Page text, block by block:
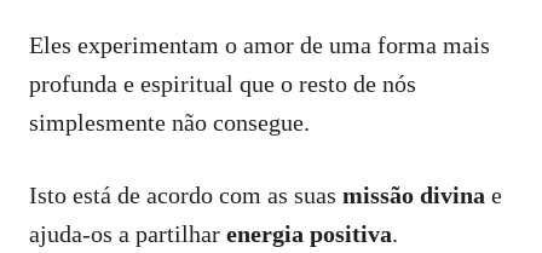
Eles experimentam o amor de uma forma mais
profunda e espiritual que o resto de nós
simplesmente não consegue.
Isto está de acordo com as suas missão divina e
ajuda-os a partilhar energia positiva.